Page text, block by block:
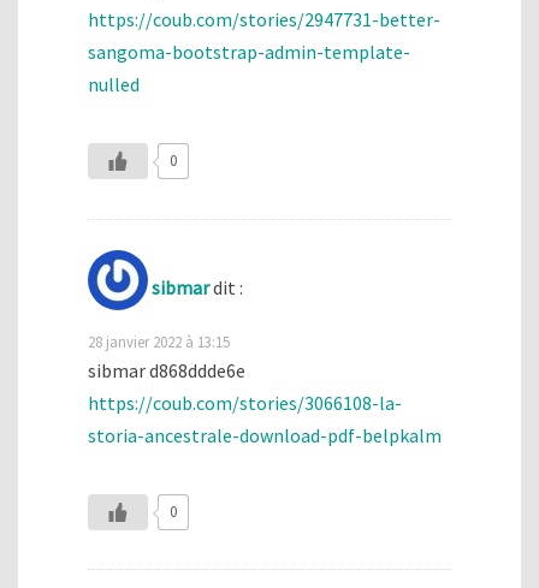
https://coub.com/stories/2947731-better-
sangoma-bootstrap-admin-template-
nulled
0
sibmardit :
28 janvier 2022 à 13:15
sibmar d868ddde6e
https://coub.com/stories/3066108-la-
storia-ancestrale-download-pdf-belpkalm
0